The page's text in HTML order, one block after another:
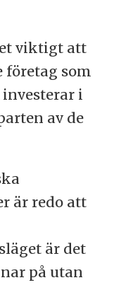
viktigt att
som
i
av de
är redo att
är det
på utan